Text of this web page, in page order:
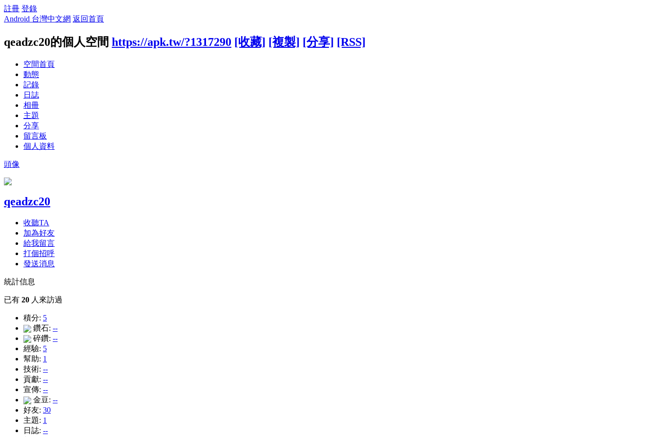
註冊 登錄
Android 台灣中文網 返回首頁
qeadzc20的個人空間 https://apk.tw/?1317290 [收藏] [複製] [分享] [RSS]
空間首頁
動態
記錄
日誌
相冊
主題
分享
留言板
個人資料
頭像
qeadzc20
收聽TA
加為好友
給我留言
打個招呼
發送消息
統計信息
已有 20 人來訪過
積分: 5
鑽石: --
碎鑽: --
經驗: 5
幫助: 1
技術: --
貢獻: --
宣傳: --
金豆: --
好友: 30
主題: 1
日誌: --